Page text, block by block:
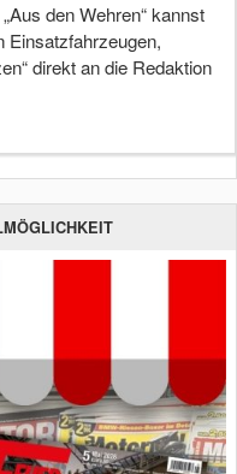
den Wehren“ kannst
Einsatzfahrzeugen,
direkt an die Redaktion